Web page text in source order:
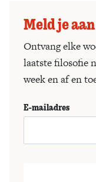
Meld je
Ontvang elke
laatste filosofie
week en af en
E-mailadres